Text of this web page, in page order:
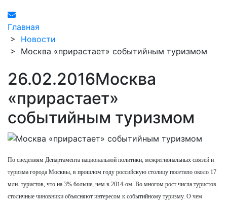
Главная
> Новости
> Москва «прирастает» событийным туризмом
26.02.2016Москва
«прирастает»
событийным туризмом
По сведениям Департамента национальной политики, межрегиональных связей и
туризма города Москвы, в прошлом году российскую столицу посетило около 17
млн. туристов, что на 3% больше, чем в 2014-ом. Во многом рост числа туристов
столичные чиновники объясняют интересом к событийному туризму. О чем